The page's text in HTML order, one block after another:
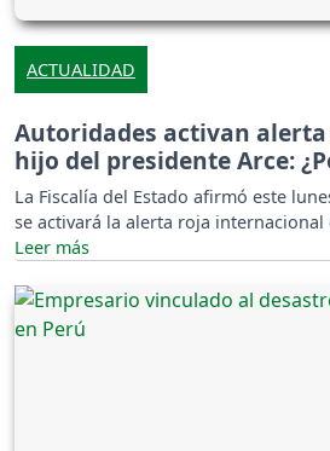
ACTUALIDAD
Autoridades activan
hijo del presidente Arce:
La Fiscalía del Estado afirmó este
se activará la alerta roja internacional